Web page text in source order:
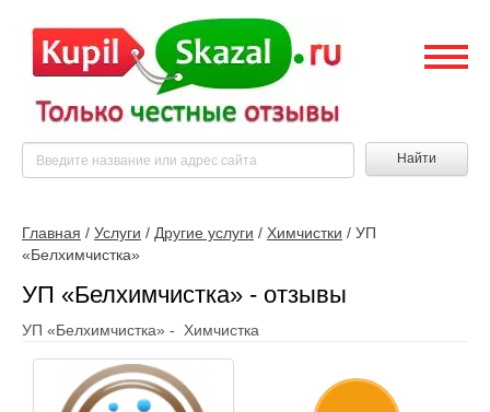
Найти
Главная / Услуги / Другие услуги / Химчистки / УП
«Белхимчистка»
УП «Белхимчистка» - отзывы
УП «Белхимчистка» - Химчистка